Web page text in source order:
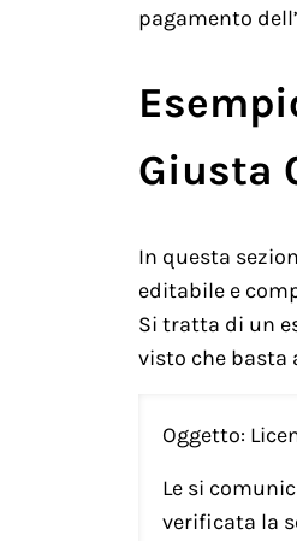
pagamento
Giusta
In questa
editabile e
Si tratta di un
visto che basta
Oggetto:
Le si
verificata la